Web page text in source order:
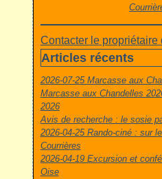
Contacter le propriétaire
Articles récents
2026-07-25 Marcasse aux
Marcasse aux Chandelles
2026
Avis de recherche : le sosie
2026-04-25 Rando-ciné : sur
Courrières
2026-04-19 Excursion et
Oise